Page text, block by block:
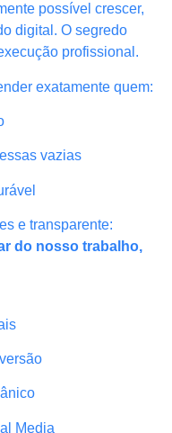
possível crescer,
digital. O segredo
profissional.
exatamente quem:
vazias
e transparente:
do nosso trabalho,
Media